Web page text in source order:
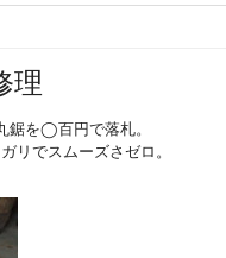
理
鋸を◯百円で落札。
リでスムーズさゼロ。